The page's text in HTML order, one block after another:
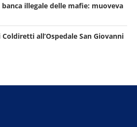
illegale delle mafie: muoveva
all’Ospedale San Giovanni